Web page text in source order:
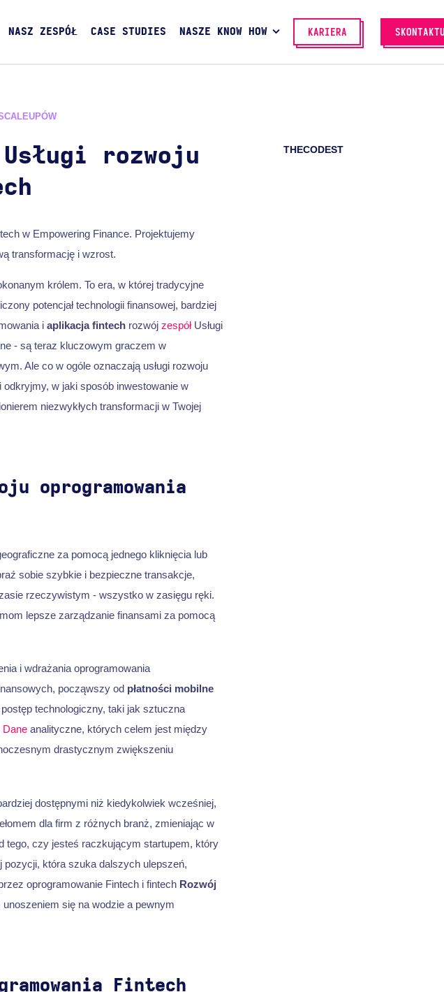
NASZ ZESPÓŁ CASE STUDIES NASZE KNOW HOW KARIERA
rozwoju
THECODEST
w Empowering Finance. Projektujemy
transformację i wzrost.
królem. To era, w której tradycyjne
potencjał technologii finansowej, bardziej
i aplikacja fintechrozwój zespółUsługi
- są teraz kluczowym graczem w
Ale co w ogóle oznaczają usługi rozwoju
odkryjmy, w jaki sposób inwestowanie w
niezwykłych transformacji w Twojej
oprogramowania
za pomocą jednego kliknięcia lub
sobie szybkie i bezpieczne transakcje,
rzeczywistym - wszystko w zasięgu ręki.
lepsze zarządzanie finansami za pomocą
i wdrażania oprogramowania
począwszy od płatności mobilne
technologiczny, taki jak sztuczna
Daneanalityczne, których celem jest między
drastycznym zwiększeniu
dostępnymi niż kiedykolwiek wcześniej,
dla firm z różnych branż, zmieniając w
tego, czy jesteś raczkującym startupem, który
która szuka dalszych ulepszeń,
oprogramowanie Fintech i fintech Rozwój
się na wodzie a pewnym
Fintech